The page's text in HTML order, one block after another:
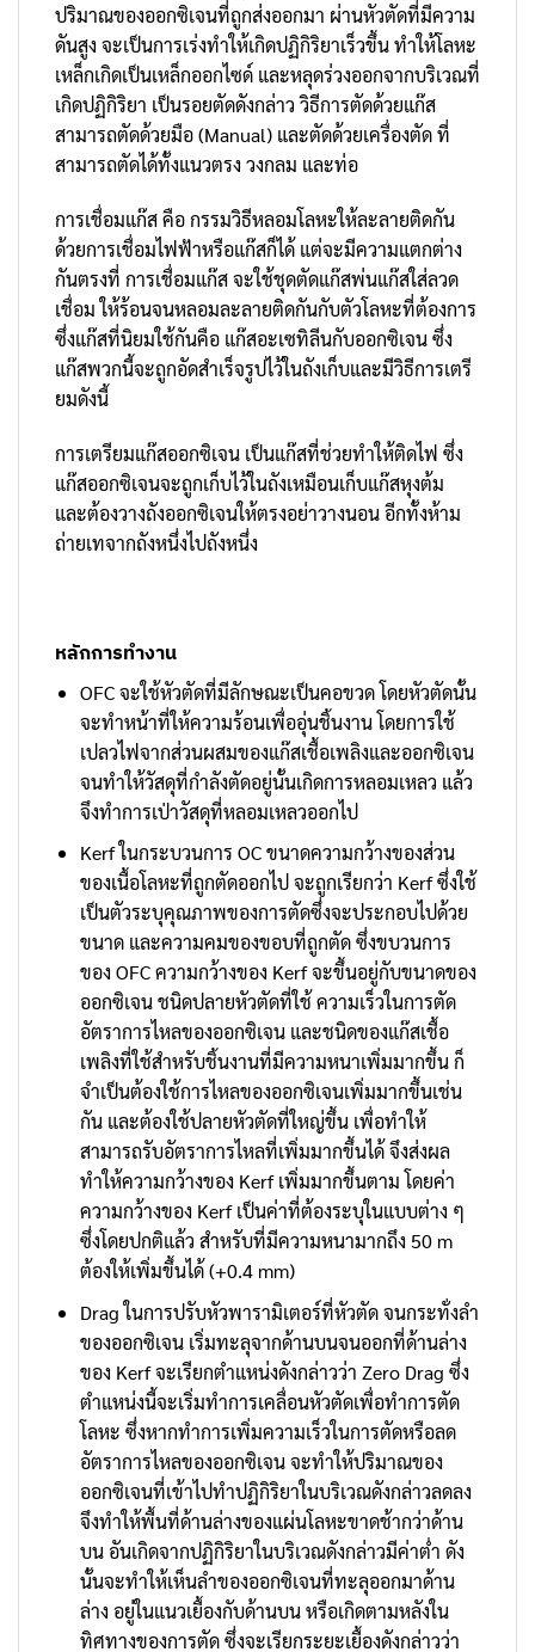
ปริมาณของออกซิเจนที่ถูกส่งออกมา ผ่านหัวตัดที่มีความ
ดันสูง จะเป็นการเร่งทำให้เกิดปฏิกิริยาเร็วขึ้น ทำให้โลหะ
เหล็กเกิดเป็นเหล็กออกไซด์ และหลุดร่วงออกจากบริเวณที่
เกิดปฏิกิริยา เป็นรอยตัดดังกล่าว วิธีการตัดด้วยแก๊ส
สามารถตัดด้วยมือ (Manual) และตัดด้วยเครื่องตัด ที่
สามารถตัดได้ทั้งแนวตรง วงกลม และท่อ
การเชื่อมแก๊ส คือ กรรมวิธีหลอมโลหะให้ละลายติดกัน
ด้วยการเชื่อมไฟฟ้าหรือแก๊สก็ได้ แต่จะมีความแตกต่าง
กันตรงที่ การเชื่อมแก๊ส จะใช้ชุดตัดแก๊สพ่นแก๊สใส่ลวด
เชื่อม ให้ร้อนจนหลอมละลายติดกันกับตัวโลหะที่ต้องการ
ซึ่งแก๊สที่นิยมใช้กันคือ แก๊สอะเซทิลีนกับออกซิเจน ซึ่ง
แก๊สพวกนี้จะถูกอัดสำเร็จรูปไว้ในถังเก็บและมีวิธีการเตรี
ยมดังนี้
การเตรียมแก๊สออกซิเจน เป็นแก๊สที่ช่วยทำให้ติดไฟ ซึ่ง
แก๊สออกซิเจนจะถูกเก็บไว้ในถังเหมือนเก็บแก๊สหุงต้ม
และต้องวางถังออกซิเจนให้ตรงอย่าวางนอน อีกทั้งห้าม
ถ่ายเทจากถังหนึ่งไปถังหนึ่ง
หลักการทำงาน
OFC จะใช้หัวตัดที่มีลักษณะเป็นคอขวด โดยหัวตัดนั้น
จะทำหน้าที่ให้ความร้อนเพื่ออุ่นชิ้นงาน โดยการใช้
เปลวไฟจากส่วนผสมของแก๊สเชื้อเพลิงและออกซิเจน
จนทำให้วัสดุที่กำลังตัดอยู่นั้นเกิดการหลอมเหลว แล้ว
จึงทำการเป่าวัสดุที่หลอมเหลวออกไป
Kerf ในกระบวนการ OC ขนาดความกว้างของส่วน
ของเนื้อโลหะที่ถูกตัดออกไป จะถูกเรียกว่า Kerf ซึ่งใช้
เป็นตัวระบุคุณภาพของการตัดซึ่งจะประกอบไปด้วย
ขนาด และความคมของขอบที่ถูกตัด ซึ่งขบวนการ
ของ OFC ความกว้างของ Kerf จะขึ้นอยู่กับขนาดของ
ออกซิเจน ชนิดปลายหัวตัดที่ใช้ ความเร็วในการตัด
อัตราการไหลของออกซิเจน และชนิดของแก๊สเชื้อ
เพลิงที่ใช้สำหรับชิ้นงานที่มีความหนาเพิ่มมากขึ้น ก็
จำเป็นต้องใช้การไหลของออกซิเจนเพิ่มมากขึ้นเช่น
กัน และต้องใช้ปลายหัวตัดที่ใหญ่ขึ้น เพื่อทำให้
สามารถรับอัตราการไหลที่เพิ่มมากขึ้นได้ จึงส่งผล
ทำให้ความกว้างของ Kerf เพิ่มมากขึ้นตาม โดยค่า
ความกว้างของ Kerf เป็นค่าที่ต้องระบุในแบบต่าง ๆ
ซึ่งโดยปกติแล้ว สำหรับที่มีความหนามากถึง 50 m
ต้องให้เพิ่มขึ้นได้ (+0.4 mm)
Drag ในการปรับหัวพารามิเตอร์ที่หัวตัด จนกระทั่งลำ
ของออกซิเจน เริ่มทะลุจากด้านบนจนออกที่ด้านล่าง
ของ Kerf จะเรียกตำแหน่งดังกล่าวว่า Zero Drag ซึ่ง
ตำแหน่งนี้จะเริ่มทำการเคลื่อนหัวตัดเพื่อทำการตัด
โลหะ ซึ่งหากทำการเพิ่มความเร็วในการตัดหรือลด
อัตราการไหลของออกซิเจน จะทำให้ปริมาณของ
ออกซิเจนที่เข้าไปทำปฏิกิริยาในบริเวณดังกล่าวลดลง
จึงทำให้พื้นที่ด้านล่างของแผ่นโลหะขาดช้ากว่าด้าน
บน อันเกิดจากปฏิกิริยาในบริเวณดังกล่าวมีค่าต่ำ ดัง
นั้นจะทำให้เห็นลำของออกซิเจนที่ทะลุออกมาด้าน
ล่าง อยู่ในแนวเยื้องกับด้านบน หรือเกิดตามหลังใน
ทิศทางของการตัด ซึ่งจะเรียกระยะเยื้องดังกล่าวว่า